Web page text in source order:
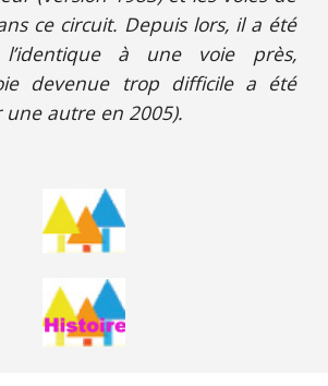
ce circuit. Depuis lors, il a été
à une voie près,
devenue trop difficile a été
autre en 2005).